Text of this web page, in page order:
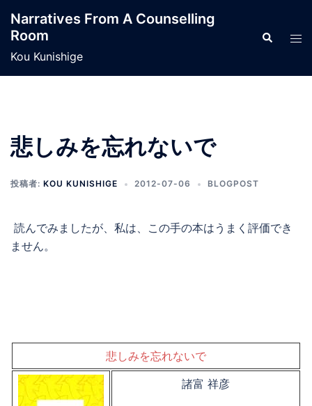
ッ
Narratives From A Counselling
Room
Kou Kunishige
検
索
ト
ル
悲しみを忘れないで
投稿者: KOU KUNISHIGE 2012-07-06 BLOGPOST
読んでみましたが、私は、この手の本はうまく評価でき
ません。
悲しみを忘れないで
諸富 祥彦